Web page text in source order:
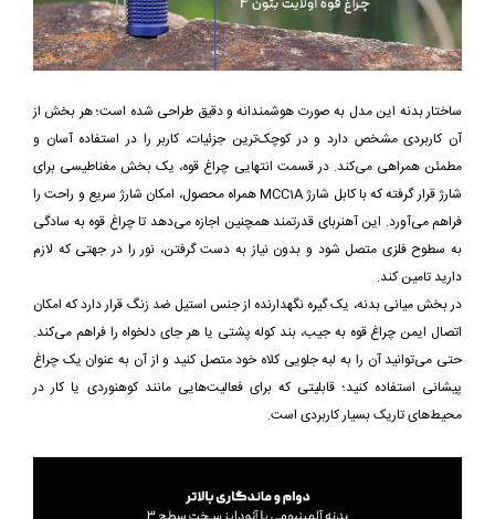
ساختار بدنه این مدل به صورت هوشمندانه و دقیق طراحی شده است؛ هر بخش از
آن کاربردی مشخص دارد و در کوچک‌ترین جزئیات، کاربر را در استفاده آسان و
مطمئن همراهی می‌کند. در قسمت انتهایی چراغ قوه، یک بخش مغناطیسی برای
شارژ قرار گرفته که با کابل شارژ MCC1A همراه محصول، امکان شارژ سریع و راحت را
فراهم می‌آورد. این آهنربای قدرتمند همچنین اجازه می‌دهد تا چراغ قوه به سادگی
به سطوح فلزی متصل شود و بدون نیاز به دست گرفتن، نور را در جهتی که لازم
دارید تامین کند.
در بخش میانی بدنه، یک گیره نگهدارنده از جنس استیل ضد زنگ قرار دارد که امکان
اتصال ایمن چراغ قوه به جیب، بند کوله پشتی یا هر جای دلخواه را فراهم می‌کند.
حتی می‌توانید آن را به لبه جلویی کلاه خود متصل کنید و از آن به عنوان یک چراغ
پیشانی استفاده کنید؛ قابلیتی که برای فعالیت‌هایی مانند کوهنوردی یا کار در
محیط‌های تاریک بسیار کاربردی است.